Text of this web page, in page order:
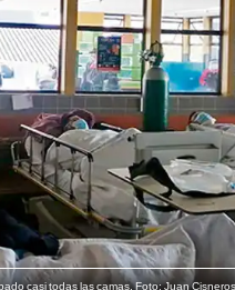
casi todas las camas. Foto: Juan Cisneros.